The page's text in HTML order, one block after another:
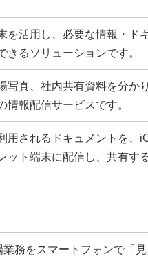
を活用し、必要な情報・ド
きるソリューションです。
写真、社内共有資料を分か
情報配信サービスです。
用されるドキュメントを、
ット端末に配信し、共有す
務をスマートフォンで「